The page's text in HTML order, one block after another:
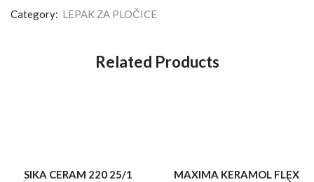
Category: LEPAK ZA PLOČICE
Related Products
SIKA CERAM 220 25/1
MAXIMA KERAMOL FLEX